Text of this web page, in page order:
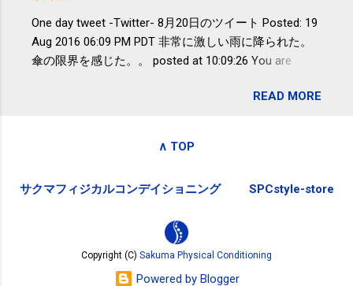
波大「減量しなくても効果」 - ニュー
ス - アピタル（医療・健康）
全く考えていなかったので、貰えると
少しづつ復興してる感が伝わってきて
嬉しいです。 あと、ふるさと納税が節
ですが、節税になるほど稼げていない
税務局｜ふるさと納税など個人住民税
One day tweet -Twitter- 8月20日のツイート Posted: 19
Aug 2016 06:09 PM PDT 非常に激しい雨に降られた。
傘の限界を感じた。。 posted at 10:09:26 You are
SAKUMA(@SPC_Sakuma) - Twilog . To stop receiving
Parkway, Mountain View, CA 94043, United States
READ MORE
∧ TOP
サクマフィジカルコンデイショニング SPCstyle-store
Copyright (C) Sakuma Physical Conditioning
Powered by Blogger